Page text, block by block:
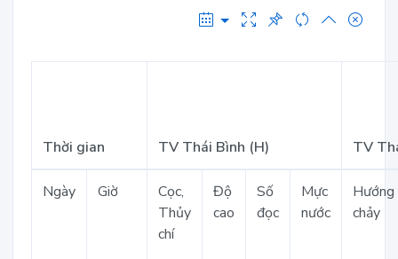
Thời gian TV Thái Bình (H) TV
Ngày Giờ
Cọc,
Thủy
chí
Độ
cao
Số
đọc
Mực
nước
Hướng
chảy